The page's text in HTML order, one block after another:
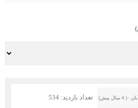
تعداد بازدید: 534